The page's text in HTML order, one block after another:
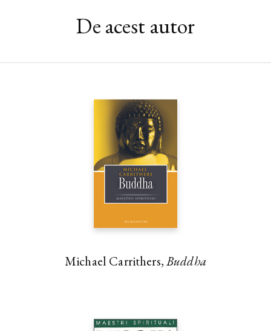
De acest autor
Michael Carrithers,Buddha